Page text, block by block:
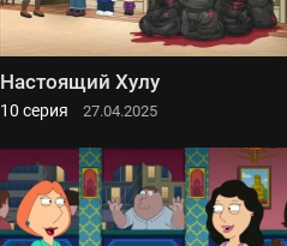
Настоящий Хулу
10 серия 27.04.2025